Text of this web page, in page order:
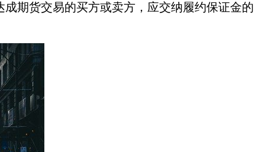
期货交易的买方或卖方，应交纳履约保证金的